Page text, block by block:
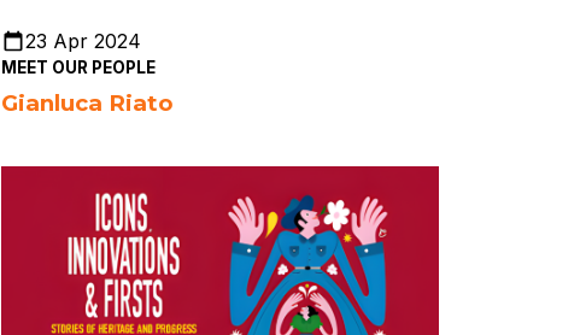
23 Apr 2024
MEET OUR PEOPLE
Gianluca Riato